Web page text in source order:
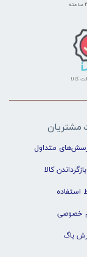
کالا
مشتریان
متداول
کالا
استفاده
خصوصی
باگ